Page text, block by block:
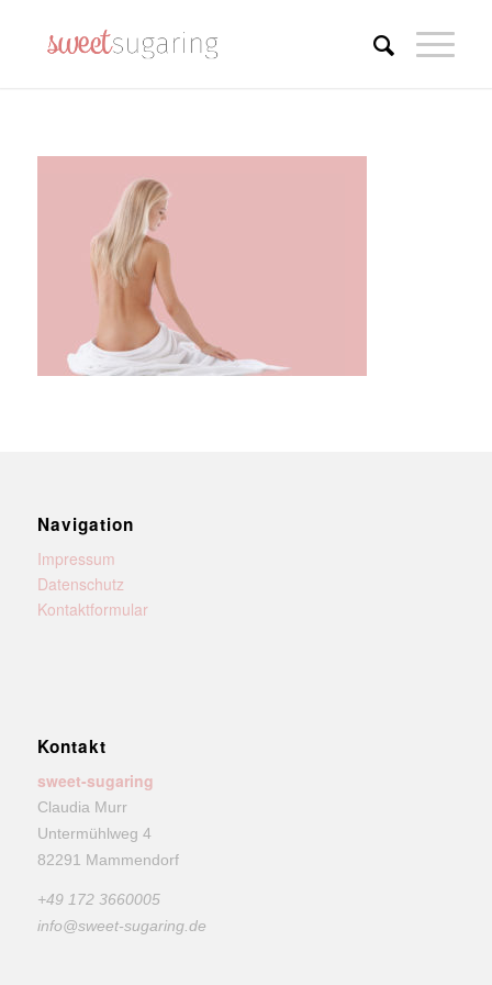
Navigation
Impressum
Datenschutz
Kontaktformular
Kontakt
sweet-sugaring
Claudia Murr
Untermühlweg 4
82291 Mammendorf
+49 172 3660005
info@sweet-sugaring.de